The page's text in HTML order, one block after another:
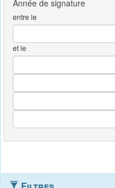
entre le
et le